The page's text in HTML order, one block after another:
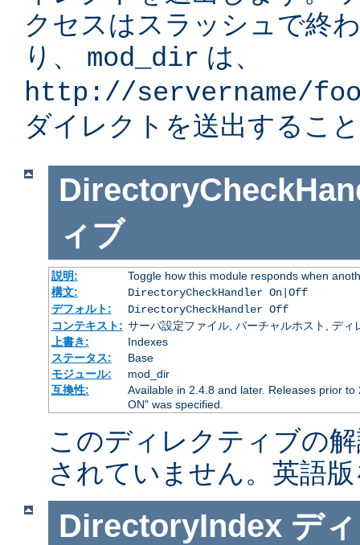
クセスはスラッシュで終
り、 mod_dir は、
http://servername/
ダイレクトを送出するこ
ィブ
説明:
Toggle how this module responds when
構文:
DirectoryCheckHandler On|Off
デフォルト:
DirectoryCheckHandler Off
コンテキスト: サーバ設定ファイル, バーチャルホスト, ディ
上書き:
Indexes
ステータス:
Base
モジュール:
mod_dir
互換性:
Available in 2.4.8 and later. Releases prior
ON" was specified.
このディレクティブの
されていません。英語
DirectoryIndex デ